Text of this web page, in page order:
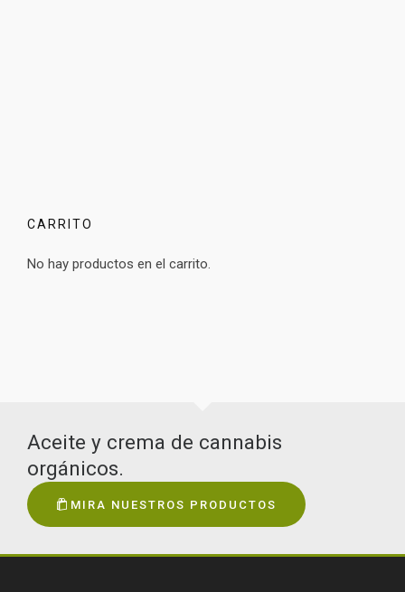
CARRITO
No hay productos en el carrito.
Aceite y crema de cannabis
orgánicos.
MIRA NUESTROS PRODUCTOS